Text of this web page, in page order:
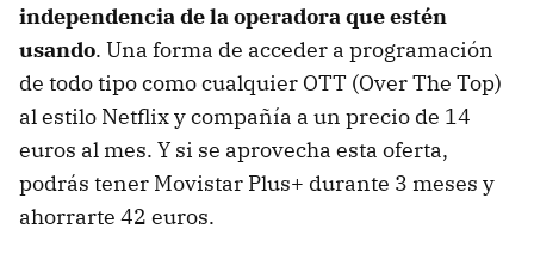
independencia de la operadora que estén
usando. Una forma de acceder a programación
de todo tipo como cualquier OTT (Over The Top)
al estilo Netflix y compañía a un precio de 14
euros al mes. Y si se aprovecha esta oferta,
podrás tener Movistar Plus+ durante 3 meses y
ahorrarte 42 euros.